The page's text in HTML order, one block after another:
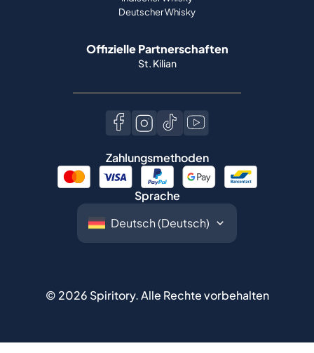
Sprache
Spiritory.Alle Rechte vorbehalten